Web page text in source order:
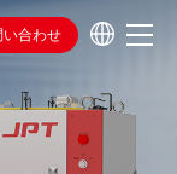
い合わせ